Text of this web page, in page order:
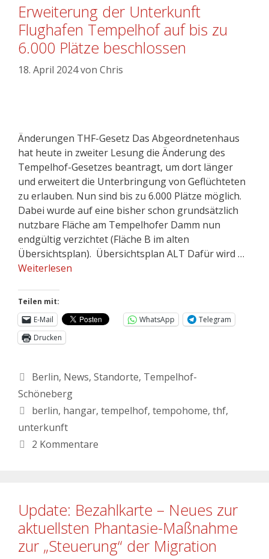
Erweiterung der Unterkunft
Flughafen Tempelhof auf bis zu
6.000 Plätze beschlossen
18. April 2024von Chris
Änderungen THF-Gesetz Das Abgeordnetenhaus
hat heute in zweiter Lesung die Änderung des
Tempelhof-Gesetzes beantragt, um dort länger
und erweitert die Unterbringung von Geflüchteten
zu erlauben. Nun sind bis zu 6.000 Plätze möglich.
Dabei wurde auf eine bisher schon grundsätzlich
nutzbare Fläche am Tempelhofer Damm nun
endgültig verzichtet (Fläche B im alten
Übersichtsplan). Übersichtsplan ALT Dafür wird …
Weiterlesen
Teilen mit:
E-Mail
WhatsApp
Telegram
Drucken
Berlin, News, Standorte, Tempelhof-
Schöneberg
berlin, hangar, tempelhof, tempohome, thf,
unterkunft
2 Kommentare
Update: Bezahlkarte – Neues zur
aktuellsten Phantasie-Maßnahme
zur „Steuerung“ der Migration